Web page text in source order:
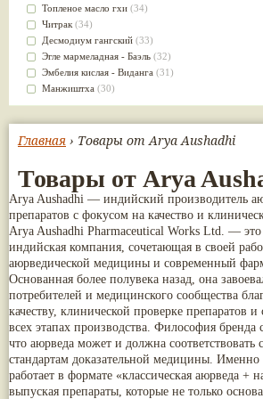
Главная › Товары от Arya Aushadhi
Товары от Arya
Arya Aushadhi — индийский производитель
препаратов с фокусом на качество и
Arya Aushadhi Pharmaceutical Works Ltd. — это
индийская компания, сочетающая в своей
аюрведической медицины и современный
Основанная более полувека назад, она
потребителей и медицинского сообщества
качеству, клинической проверке препаратов
всех этапах производства. Философия бренда
что аюрведа может и должна соответствовать
стандартам доказательной медицины.
работает в формате «классическая аюрведа +
выпуская препараты, которые не только
Kudos
Swadeshi(1)
The Sidhpur Sat-Isabgol Factory
Vedika Herbals
Премиум Групп
(1)
Страна происхождения: Грузия
Сахачаради(5)
Шанкапушпи
Dabur Red(4)
Vyoshadi Vatakam (4)
Арагвадха(4)
Гандхарвахастади
Капикачху (Мукуна)
Колакулатхади чурна (4)
Лакшади(4)
Моринга (Шигру)(4)
Патолади (4)
Пунарнава(4)
Розовая вода(4)
Тиктака(4)
Трикату(4)
Туласи(4)
Харидракхандам(4)
Читракади(4)
Шанкха Бхасма(4)
Шатавари гулам (4)
Neeri Aimil(3)
Топленое масло гхи (34)
Читрак (34)
Десмодиум гангский (33)
Эгле мармеладная - Баэль (32)
Эмбелия кислая - Виданга (31)
Манжиштха (30)
Сандал белый(30)
Брихати(29)
Яштимадху (28)
Бала(26)
Джатаманси(26)
Патра(26)
Чёрный кардамон(26)
Брахми(23)
Валерьяна индийская(23)
Кокосовое масло(23)
Сассапариль (23)
Брингарадж(22)
Клещевина обыкновенная (21)
Трикату (21)
Шафран(21)
Ативиша(20)
Шиладжит(20)